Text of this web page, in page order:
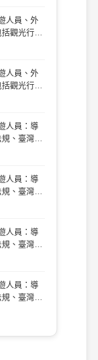
人員、外
觀光行政
關係條
人員、外
觀光行政
關係條
人員：導
、臺灣地
港澳門關
人員：導
、臺灣地
現況認
人員：導
、臺灣地
澳門關係
人員：導
、臺灣地
現況認